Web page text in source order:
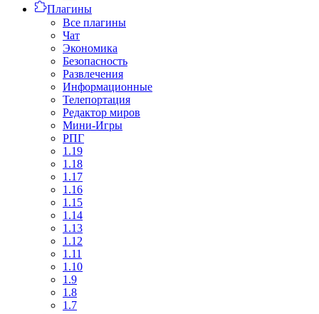
Плагины
Все плагины
Чат
Экономика
Безопасность
Развлечения
Информационные
Телепортация
Редактор миров
Мини-Игры
РПГ
1.19
1.18
1.17
1.16
1.15
1.14
1.13
1.12
1.11
1.10
1.9
1.8
1.7